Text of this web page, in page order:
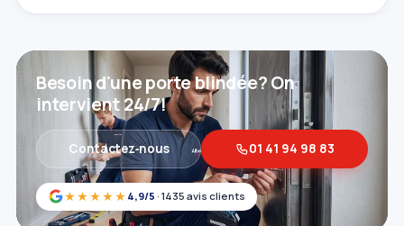
★★★★★ 4,9/5 · 1435 avis clients
Besoin d'une porte blindée? On
intervient 24/7!
Contactez‑nous 01 41 94 98 83